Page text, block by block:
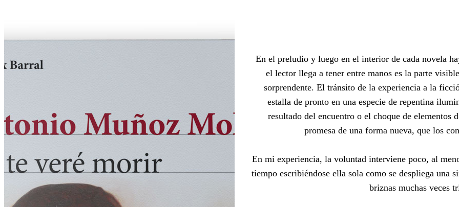
En el preludio y luego en el interior de cada novela
el lector llega a tener entre manos es la parte
sorprendente. El tránsito de la experiencia a la
estalla de pronto en una especie de repentina
resultado del encuentro o el choque de
promesa de una forma nueva, que los
En mi experiencia, la voluntad interviene poco, al
tiempo escribiéndose ella sola como se despliega una
briznas muchas veces